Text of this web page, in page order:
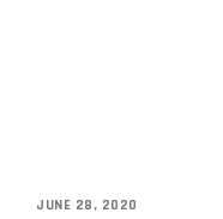
JUNE 28, 2020